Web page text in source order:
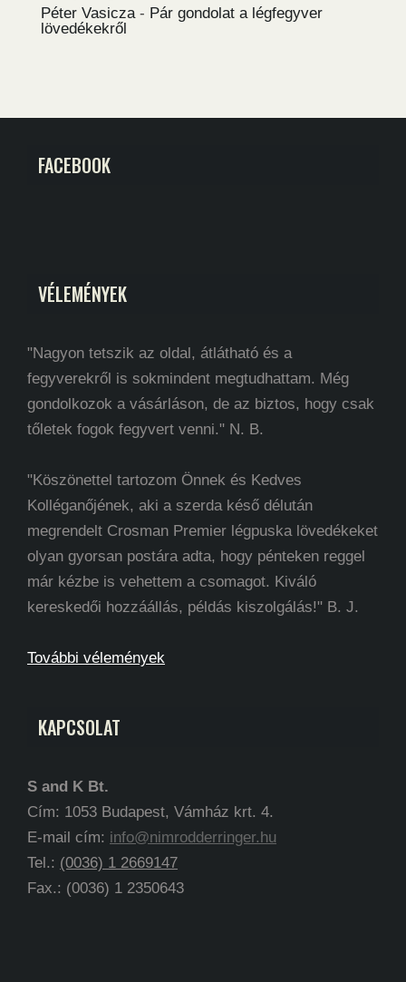
Péter Vasicza - Pár gondolat a légfegyver
lövedékekről
FACEBOOK
VÉLEMÉNYEK
"Nagyon tetszik az oldal, átlátható és a
fegyverekről is sokmindent megtudhattam. Még
gondolkozok a vásárláson, de az biztos, hogy csak
tőletek fogok fegyvert venni." N. B.
"Köszönettel tartozom Önnek és Kedves
Kolléganőjének, aki a szerda késő délután
megrendelt Crosman Premier légpuska lövedékeket
olyan gyorsan postára adta, hogy pénteken reggel
már kézbe is vehettem a csomagot. Kiváló
kereskedői hozzáállás, példás kiszolgálás!" B. J.
További vélemények
KAPCSOLAT
S and K Bt.
Cím: 1053 Budapest, Vámház krt. 4.
E-mail cím: info@nimrodderringer.hu
Tel.: (0036) 1 2669147
Fax.: (0036) 1 2350643